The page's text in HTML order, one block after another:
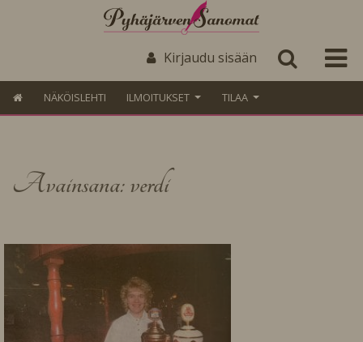
Kirjaudu sisään
NÄKÖISLEHTI ILMOITUKSET TILAA
Avainsana: verdi